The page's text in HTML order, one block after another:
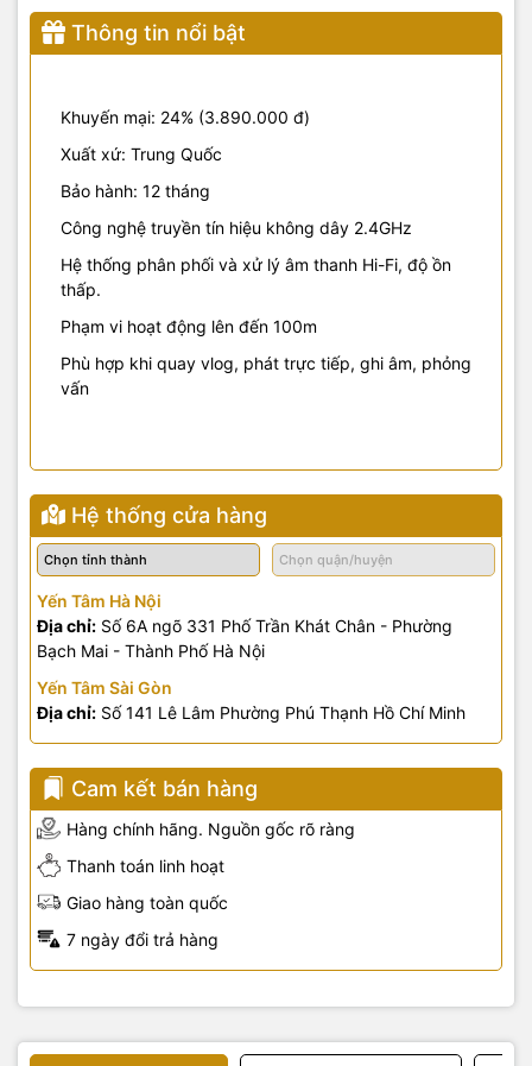
Thông tin nổi bật
Khuyến mại: 24% (3.890.000 đ)
Xuất xứ: Trung Quốc
Bảo hành: 12 tháng
Công nghệ truyền tín hiệu không dây 2.4GHz
Hệ thống phân phối và xử lý âm thanh Hi-Fi, độ ồn
thấp.
Phạm vi hoạt động lên đến 100m
Phù hợp khi quay vlog, phát trực tiếp, ghi âm, phỏng
vấn
Hệ thống cửa hàng
Yến Tâm Hà Nội
Địa chỉ: Số 6A ngõ 331 Phố Trần Khát Chân - Phường
Bạch Mai - Thành Phố Hà Nội
Yến Tâm Sài Gòn
Địa chỉ: Số 141 Lê Lâm Phường Phú Thạnh Hồ Chí Minh
Cam kết bán hàng
Hàng chính hãng. Nguồn gốc rõ ràng
Thanh toán linh hoạt
Giao hàng toàn quốc
7 ngày đổi trả hàng